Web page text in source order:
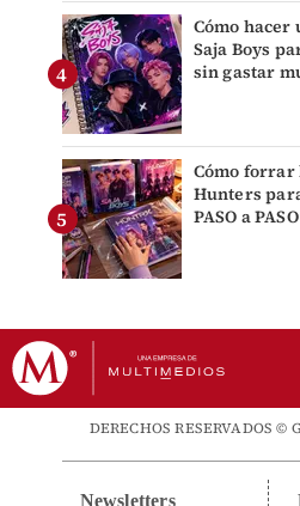
Cómo hacer
Saja Boys
sin gastar
Cómo forrar
Hunters
PASO a PASO
DERECHOS RESERVADOS ©
Newsletters